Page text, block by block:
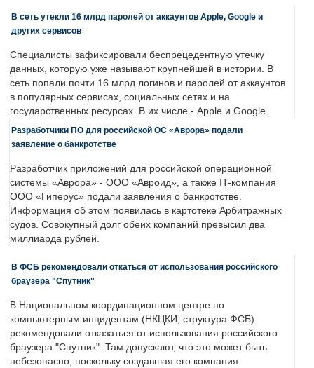
В сеть утекли 16 млрд паролей от аккаунтов Apple, Google и
других сервисов
Специалисты зафиксировали беспрецедентную утечку
данных, которую уже называют крупнейшей в истории. В
сеть попали почти 16 млрд логинов и паролей от аккаунтов
в популярных сервисах, социальных сетях и на
государственных ресурсах. В их числе - Apple и Google.
Разработчики ПО для российской ОС «Аврора» подали
заявление о банкротстве
Разработчик приложений для российской операционной
системы «Аврора» - ООО «Авроид», а также IT-компания
ООО «Гиперус» подали заявления о банкротстве.
Информация об этом появилась в картотеке Арбитражных
судов. Совокупный долг обеих компаний превысил два
миллиарда рублей.
В ФСБ рекомендовали откаться от использования российского
браузера "Спутник"
В Национальном координационном центре по
компьютерным инцидентам (НКЦКИ, структура ФСБ)
рекомендовали отказаться от использования российского
браузера "Спутник". Там допускают, что это может быть
небезопасно, поскольку создавшая его компания